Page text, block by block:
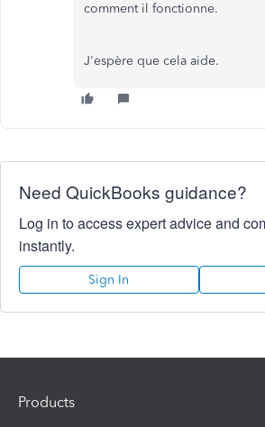
comment il fonctionne.
J'espère que cela aide.
Need QuickBooks guidance?
Log in to access expert advice and
instantly.
Sign In
Products